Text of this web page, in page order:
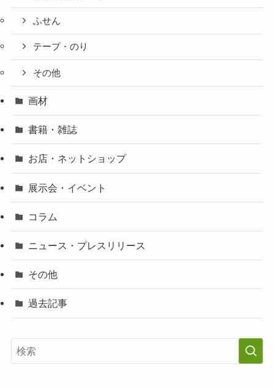
ふせん
テープ・のり
その他
画材
書籍・雑誌
お店・ネットショップ
展示会・イベント
コラム
ニュース・プレスリリース
その他
過去記事